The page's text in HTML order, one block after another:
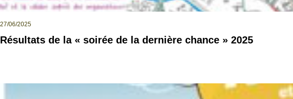
27/06/2025
Résultats de la « soirée de la dernière chance » 2025